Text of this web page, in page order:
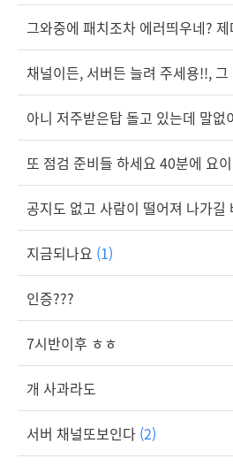
그와중에 패치조차 에러띄우네?
채널이든, 서버든 늘려 주세용!!,
아니 저주받은탑 돌고 있는데 말없
또 점검 준비들 하세요 40분에 요
공지도 없고 사람이 떨어져 나가길
지금되나요 (1)
인증???
7시반이후 ㅎㅎ
개 사과라도
서버 채널또보인다 (2)